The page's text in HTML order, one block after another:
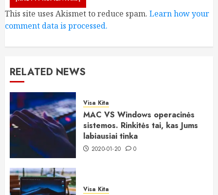
This site uses Akismet to reduce spam. Learn how your
comment data is processed.
RELATED NEWS
Visa Kita
MAC VS Windows operacinės
sistemos. Rinkitės tai, kas Jums
labiausiai tinka
2020-01-20 0
Visa Kita